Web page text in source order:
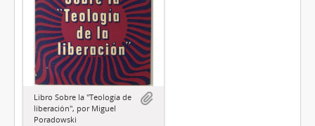
Libro Sobre la "Teología de
liberación", por Miguel
Poradowski